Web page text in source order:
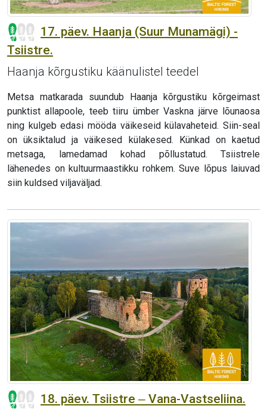
17. päev. Haanja (Suur Munamägi) -
Tsiistre.
Haanja kõrgustiku käänulistel teedel
Metsa matkarada suundub Haanja kõrgustiku kõrgeimast
punktist allapoole, teeb tiiru ümber Vaskna järve lõunaosa
ning kulgeb edasi mööda väikeseid külavaheteid. Siin-seal
on üksiktalud ja väikesed külakesed. Künkad on kaetud
metsaga, lamedamad kohad põllustatud. Tsiistrele
lähenedes on kultuurmaastikku rohkem. Suve lõpus laiuvad
siin kuldsed viljaväljad.
18. päev. Tsiistre ‒ Vana-Vastseliina.